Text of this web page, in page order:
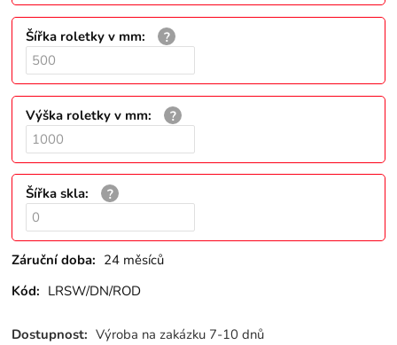
Šířka roletky v mm:
Výška roletky v mm:
Šířka skla:
Záruční doba: 24 měsíců
Kód: LRSW/DN/ROD
Dostupnost: Výroba na zakázku 7-10 dnů